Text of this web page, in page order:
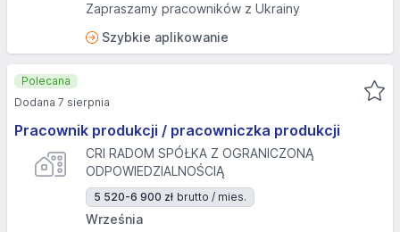
Zapraszamy pracowników z Ukrainy
Szybkie aplikowanie
Pracownik produkcji / pracowniczka produkcji
CRI RADOM SPÓŁKA Z OGRANICZONĄ
ODPOWIEDZIALNOŚCIĄ
5 520-6 900 zł brutto / mies.
Września
Polecana
Dodana 7 sierpnia